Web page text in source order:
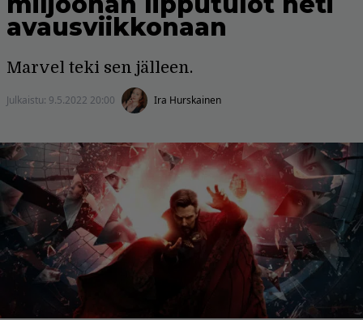
avausviikkonaan
Marvel teki sen jälleen.
Julkaistu: 9.5.2022 20:00 Ira Hurskainen